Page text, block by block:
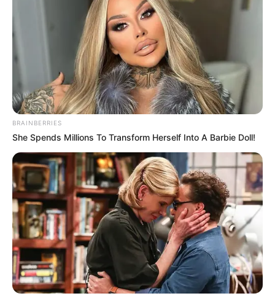
BRAINBERRIES
She Spends Millions To Transform Herself Into A Barbie Doll!